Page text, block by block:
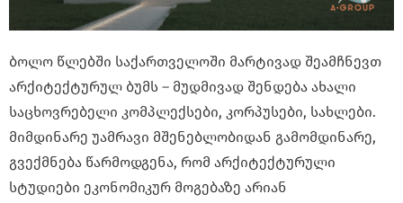
ბოლო წლებში საქართველოში მარტივად შეამჩნევთ
არქიტექტურულ ბუმს – მუდმივად შენდება ახალი
საცხოვრებელი კომპლექსები, კორპუსები, სახლები.
მიმდინარე უამრავი მშენებლობიდან გამომდინარე,
გვექმნება წარმოდგენა, რომ არქიტექტურული
სტუდიები ეკონომიკურ მოგებაზე არიან